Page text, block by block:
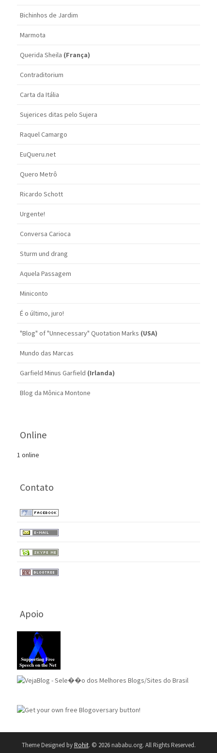
Bichinhos de Jardim
Marmota
Querida Sheila (França)
Contraditorium
Carta da Itália
Sujerices ditas pelo Sujera
Raquel Camargo
EuQueru.net
Quero Metrô
Ricardo Schott
Urgente!
Conversa Carioca
Sturm und drang
Aquela Passagem
Miniconto
É o último, juro!
"Blog" of "Unnecessary" Quotation Marks (USA)
Mundo das Marcas
Garfield Minus Garfield (Irlanda)
Blog da Mônica Montone
Online
1 online
Contato
Apoio
Theme Designed byRohit. © 2026 nababu.org. All Rights Reserved.